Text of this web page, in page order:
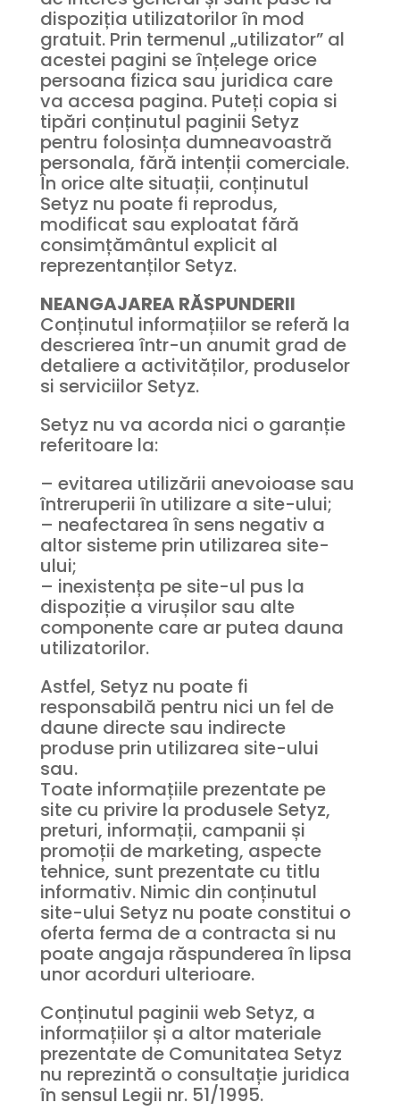
dispoziția utilizatorilor în mod
gratuit. Prin termenul „utilizator” al
acestei pagini se înțelege orice
persoana fizica sau juridica care
va accesa pagina. Puteți copia si
tipări conținutul paginii Setyz
pentru folosința dumneavoastră
personala, fără intenții comerciale.
În orice alte situații, conținutul
Setyz nu poate fi reprodus,
modificat sau exploatat fără
consimțământul explicit al
reprezentanților Setyz.
NEANGAJAREA RĂSPUNDERII
Conținutul informațiilor se referă la
descrierea într-un anumit grad de
detaliere a activităților, produselor
si serviciilor Setyz.
Setyz nu va acorda nici o garanție
referitoare la:
– evitarea utilizării anevoioase sau
întreruperii în utilizare a site-ului;
– neafectarea în sens negativ a
altor sisteme prin utilizarea site-
ului;
– inexistența pe site-ul pus la
dispoziție a virușilor sau alte
componente care ar putea dauna
utilizatorilor.
Astfel, Setyz nu poate fi
responsabilă pentru nici un fel de
daune directe sau indirecte
produse prin utilizarea site-ului
sau.
Toate informațiile prezentate pe
site cu privire la produsele Setyz,
preturi, informații, campanii și
promoții de marketing, aspecte
tehnice, sunt prezentate cu titlu
informativ. Nimic din conținutul
site-ului Setyz nu poate constitui o
oferta ferma de a contracta si nu
poate angaja răspunderea în lipsa
unor acorduri ulterioare.
Conținutul paginii web Setyz, a
informațiilor și a altor materiale
prezentate de Comunitatea Setyz
nu reprezintă o consultație juridica
în sensul Legii nr. 51/1995.